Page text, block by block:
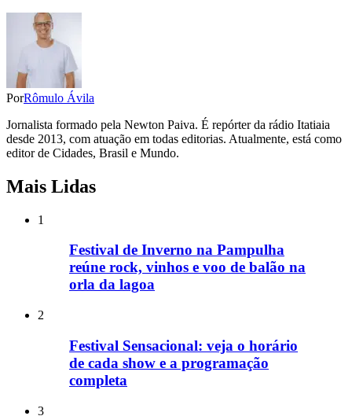
PorRômulo Ávila
Jornalista formado pela Newton Paiva. É repórter da rádio Itatiaia
desde 2013, com atuação em todas editorias. Atualmente, está como
editor de Cidades, Brasil e Mundo.
Mais Lidas
1
Festival de Inverno na Pampulha
reúne rock, vinhos e voo de balão na
orla da lagoa
2
Festival Sensacional: veja o horário
de cada show e a programação
completa
3